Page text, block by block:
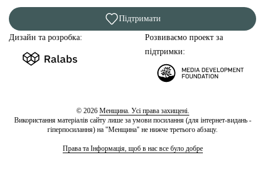
Підтримати
Дизайн та розробка:
Розвиваємо проект за
підтримки:
© 2026 Менщина. Усі права захищені.
Використання матеріалів сайту лише за умови посилання (для інтернет-видань -
гіперпосилання) на "Менщина" не нижче третього абзацу.
Права та Інформація, щоб в нас все було добре